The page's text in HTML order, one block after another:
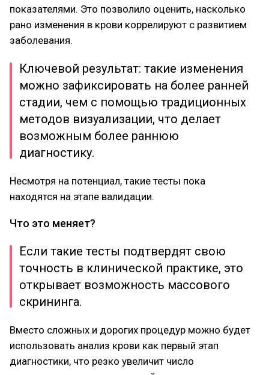
показателями. Это позволило оценить, насколько
рано изменения в крови коррелируют с развитием
заболевания.
Ключевой результат: такие изменения
можно зафиксировать на более ранней
стадии, чем с помощью традиционных
методов визуализации, что делает
возможным более раннюю
диагностику.
Несмотря на потенциал, такие тесты пока
находятся на этапе валидации.
Что это меняет?
Если такие тесты подтвердят свою
точность в клинической практике, это
открывает возможность массового
скрининга.
Вместо сложных и дорогих процедур можно будет
использовать анализ крови как первый этап
диагностики, что резко увеличит число